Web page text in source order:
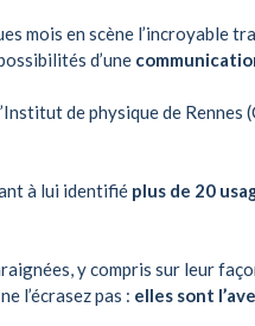
mois en scène l’incroyable
d’une
de physique de Rennes
à lui identifié plus de 20
y compris sur leur
l’écrasez pas : elles sont